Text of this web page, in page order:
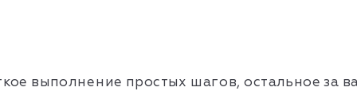
выполнение простых шагов, остальное за